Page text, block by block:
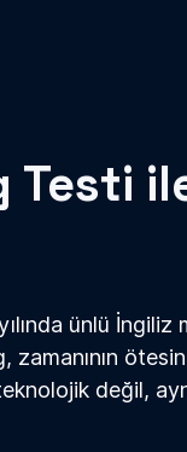
Testi
ünlü
zamanının
değil,